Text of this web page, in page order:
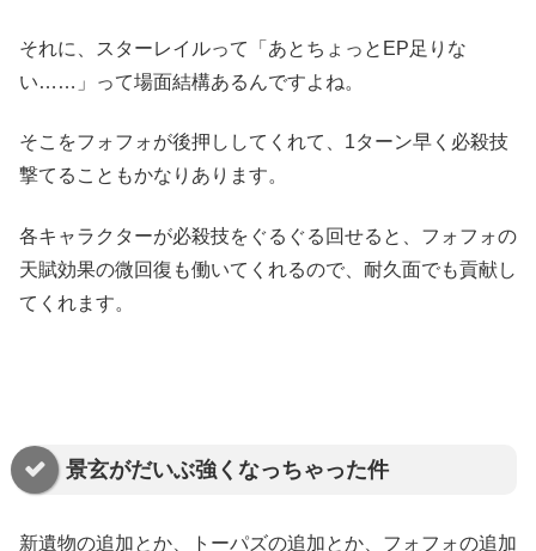
それに、スターレイルって「あとちょっとEP足りな
い……」って場面結構あるんですよね。
そこをフォフォが後押ししてくれて、1ターン早く必殺技
撃てることもかなりあります。
各キャラクターが必殺技をぐるぐる回せると、フォフォの
天賦効果の微回復も働いてくれるので、耐久面でも貢献し
てくれます。
景玄がだいぶ強くなっちゃった件
新遺物の追加とか、トーパズの追加とか、フォフォの追加